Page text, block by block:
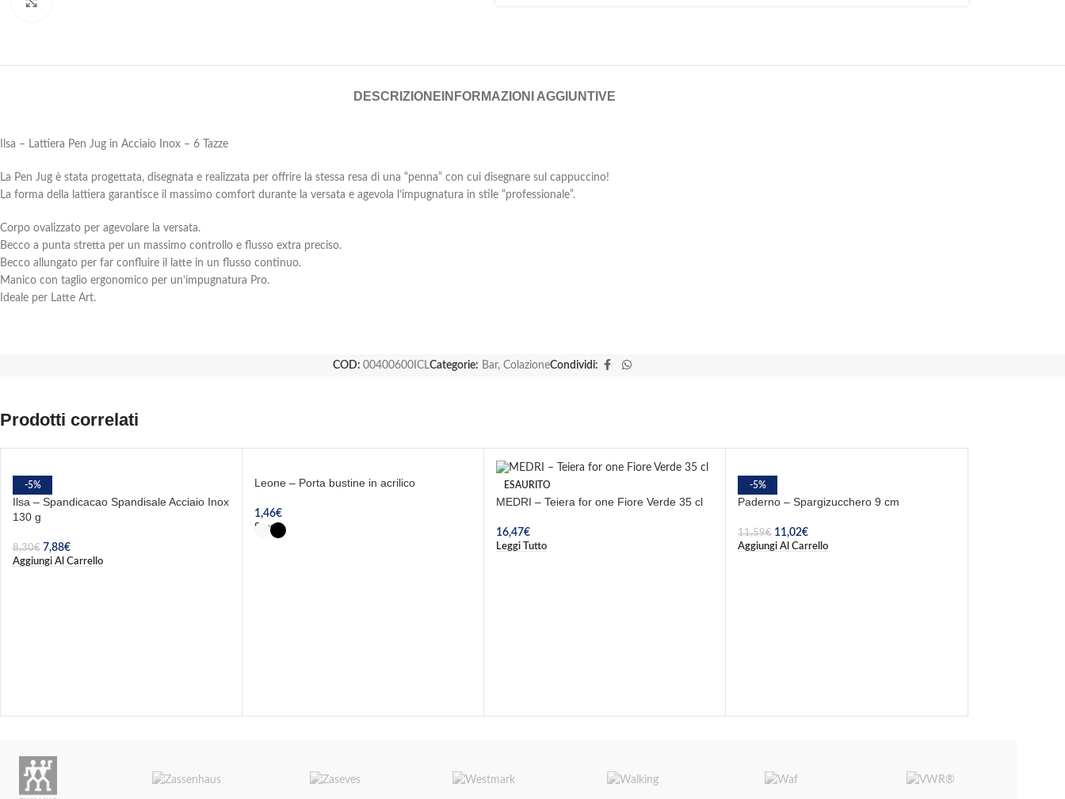
DESCRIZIONE INFORMAZIONI AGGIUNTIVE
Ilsa – Lattiera Pen Jug in Acciaio Inox – 6 Tazze
La Pen Jug è stata progettata, disegnata e realizzata per offrire la stessa resa di una “penna” con cui disegnare sul cappuccino!
La forma della lattiera garantisce il massimo comfort durante la versata e agevola l’impugnatura in stile “professionale”.
Corpo ovalizzato per agevolare la versata.
Becco a punta stretta per un massimo controllo e flusso extra preciso.
Becco allungato per far confluire il latte in un flusso continuo.
Manico con taglio ergonomico per un’impugnatura Pro.
Ideale per Latte Art.
COD: 00400600ICLCategorie: Bar, ColazioneCondividi:
Prodotti correlati
-5%
Ilsa – Spandicacao Spandisale Acciaio Inox
130 g
8,30€ 7,88€
Aggiungi Al Carrello
Leone – Porta bustine in acrilico
1,46€
Scegli
ESAURITO
MEDRI – Teiera for one Fiore Verde 35 cl
16,47€
Leggi Tutto
-5%
Paderno – Spargizucchero 9 cm
11,59€ 11,02€
Aggiungi Al Carrello